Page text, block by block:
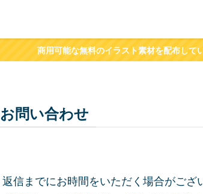
商用可能な無料のイラスト素材を配布して
お問い合わせ
返信までにお時間をいただく場合がござ